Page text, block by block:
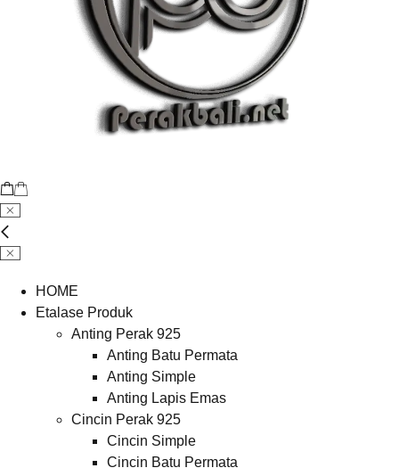
HOME
Etalase Produk
Anting Perak 925
Anting Batu Permata
Anting Simple
Anting Lapis Emas
Cincin Perak 925
Cincin Simple
Cincin Batu Permata